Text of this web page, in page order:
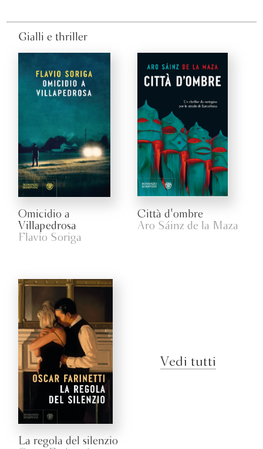
Gialli e thriller
Omicidio a
Villapedrosa
Flavio Soriga
Città d'ombre
Aro Sáinz de la Maza
La regola del silenzio
Vedi tutti